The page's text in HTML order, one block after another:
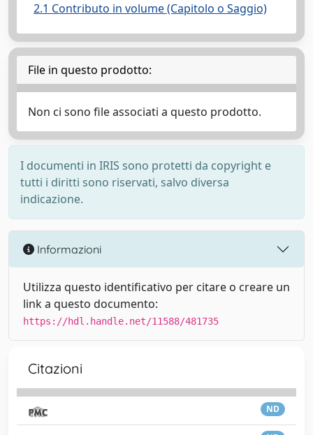
2.1 Contributo in volume (Capitolo o Saggio)
File in questo prodotto:
Non ci sono file associati a questo prodotto.
I documenti in IRIS sono protetti da copyright e
tutti i diritti sono riservati, salvo diversa
indicazione.
Informazioni
Utilizza questo identificativo per citare o creare un
link a questo documento:
https://hdl.handle.net/11588/481735
Citazioni
ND